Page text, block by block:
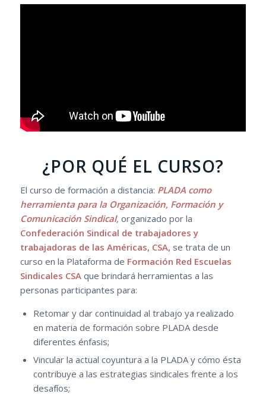
¿POR QUÉ EL CURSO?
El curso de formación a distancia: PLADA como
herramienta para la Organización, Formación y
Comunicación Sindical, organizado por la
Confederación Sindical de trabajadores y
trabajadoras de las Américas, CSA, se trata de un
curso en la Plataforma de Formación Red Escuelas
Sindicales CSA que brindará herramientas a las
personas participantes para:
Retomar y dar continuidad al trabajo ya realizado
en materia de formación sobre PLADA desde
diferentes énfasis;
Vincular la actual coyuntura a la PLADA y cómo ésta
contribuye a las estrategias sindicales frente a los
desafíos;